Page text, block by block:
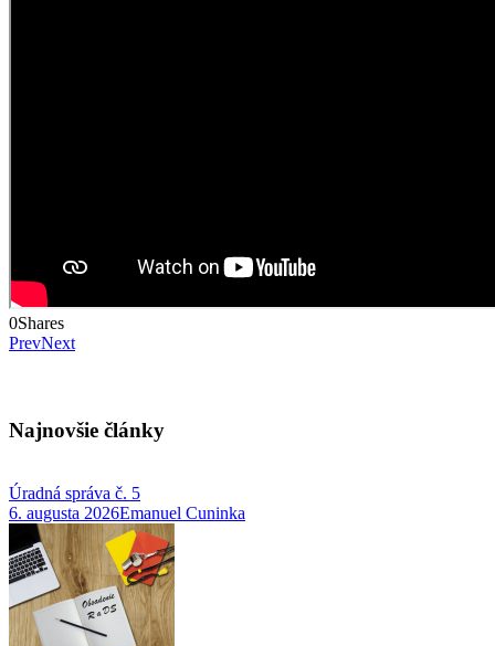
0Shares
PrevNext
Najnovšie články
Úradná správa č. 5
6. augusta 2026Emanuel Cuninka